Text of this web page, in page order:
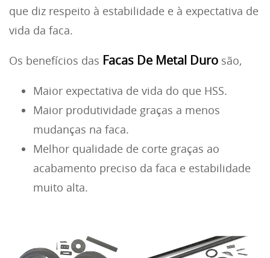
que diz respeito à estabilidade e à expectativa de
vida da faca.
Os benefícios das Facas De Metal Duro são,
Maior expectativa de vida do que HSS.
Maior produtividade graças a menos
mudanças na faca.
Melhor qualidade de corte graças ao
acabamento preciso da faca e estabilidade
muito alta.